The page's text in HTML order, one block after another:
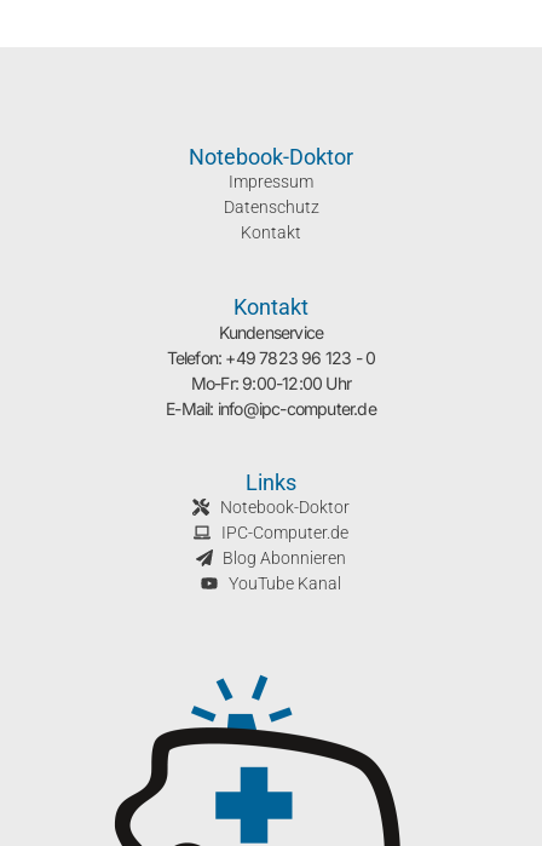
Notebook-Doktor
Impressum
Datenschutz
Kontakt
Kontakt
Kundenservice
Telefon: +49 7823 96 123 - 0
Mo-Fr: 9:00-12:00 Uhr
E-Mail: info@ipc-computer.de
Links
Notebook-Doktor
IPC-Computer.de
Blog Abonnieren
YouTube Kanal